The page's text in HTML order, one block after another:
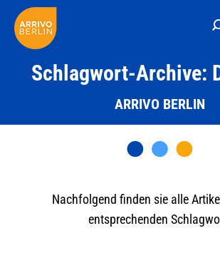
Schlagwort-Archive:
ARRIVO BERLIN
Nachfolgend finden sie alle
entsprechenden